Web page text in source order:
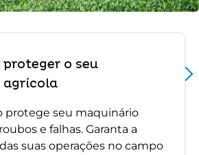
o seu
agrícola
protege seu maquinário
e falhas. Garanta a
suas operações no campo